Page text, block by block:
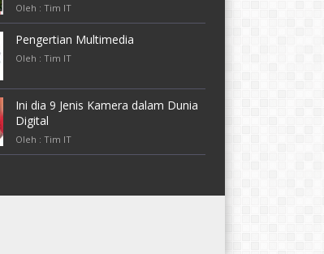
Oleh : Tim IT
Pengertian Multimedia
Oleh : Tim IT
Ini dia 9 Jenis Kamera dalam Dunia
Digital
Oleh : Tim IT